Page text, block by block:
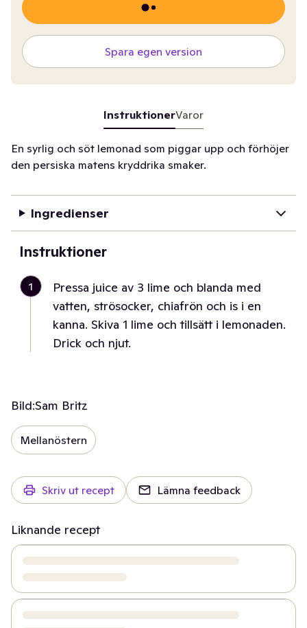
Spara egen version
InstruktionerVaror
En syrlig och söt lemonad som piggar upp och förhöjer
den persiska matens kryddrika smaker.
Ingredienser
Instruktioner
1
Pressa juice av 3 lime och blanda med
vatten, strösocker, chiafrön och is i en
kanna. Skiva 1 lime och tillsätt i lemonaden.
Drick och njut.
Bild:Sam Britz
Mellanöstern
Skriv ut recept Lämna feedback
Liknande recept